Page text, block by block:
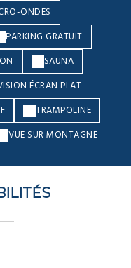
ONDES
PARKING GRATUIT
SAUNA
ÉCRAN PLAT
TRAMPOLINE
VUE SUR MONTAGNE